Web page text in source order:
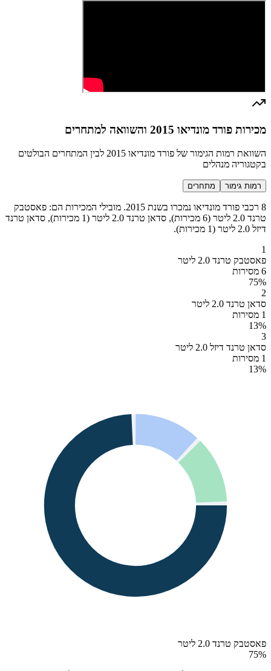
מכירות פורד מונדיאו 2015 והשוואה למתחרים
השוואת רמות הגימור של פורד מונדיאו 2015 לבין המתחרים הבולטים
בקטגוריה מנהלים
רמות גימור מתחרים
8 רכבי פורד מונדיאו נמכרו בשנת 2015. מובילי המכירות הם: פאסטבק
טרנד 2.0 ליטר (6 מכירות), סדאן טרנד 2.0 ליטר (1 מכירות), סדאן טרנד
דיזל 2.0 ליטר (1 מכירות).
1
פאסטבק טרנד 2.0 ליטר
6 מסירות
75%
2
סדאן טרנד 2.0 ליטר
1 מסירות
13%
3
סדאן טרנד דיזל 2.0 ליטר
1 מסירות
13%
פאסטבק טרנד 2.0 ליטר
75%